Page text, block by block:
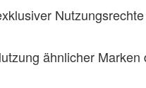
ähnlicher Marken